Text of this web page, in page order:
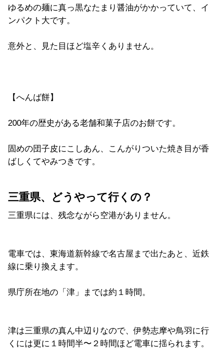
ゆるめの麺に真っ黒なたまり醤油がかかっていて、イ
ンパクト大です。
意外と、見た目ほど塩辛くありません。
【へんば餅】
200年の歴史がある老舗和菓子店のお餅です。
固めの団子皮にこしあん、こんがりついた焼き目が香
ばしくてやみつきです。
三重県、どうやって行くの？
三重県には、残念ながら空港がありません。
電車では、東海道新幹線で名古屋まで出たあと、近鉄
線に乗り換えます。
県庁所在地の「津」までは約１時間。
津は三重県の真ん中辺りなので、伊勢志摩や鳥羽に行
くには更に１時間半〜２時間ほど電車に揺られます。